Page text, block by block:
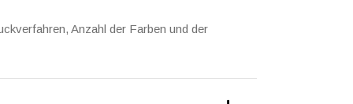
Anzahl der Farben und der